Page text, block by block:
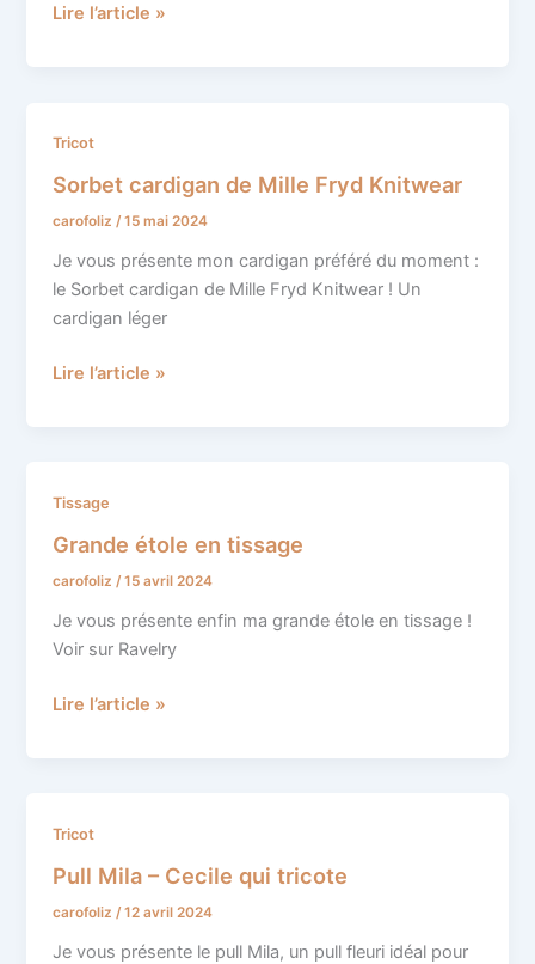
Lire l’article »
Tricot
Sorbet cardigan de Mille Fryd Knitwear
carofoliz/15 mai 2024
Je vous présente mon cardigan préféré du moment :
le Sorbet cardigan de Mille Fryd Knitwear ! Un
cardigan léger
Sorbet
de
Mille
Fryd
Knitwear
Lire l’article »
Tissage
Grande étole en tissage
carofoliz/15 avril 2024
Je vous présente enfin ma grande étole en tissage !
Voir sur Ravelry
Grande
en
tissage
Lire l’article »
Tricot
Pull Mila – Cecile qui tricote
carofoliz/12 avril 2024
Je vous présente le pull Mila, un pull fleuri idéal pour
Pull
–
Cecile
qui